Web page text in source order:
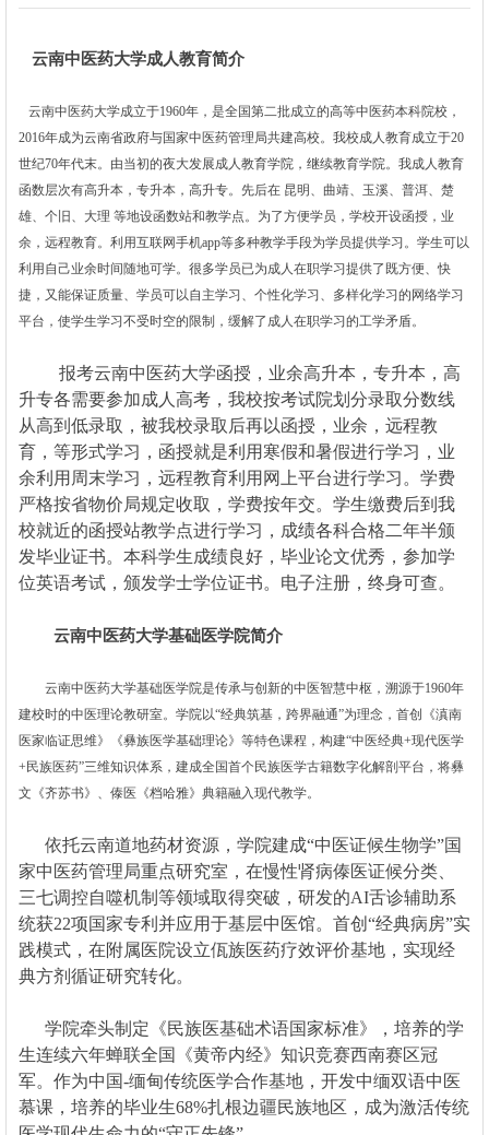
云南中医药大学成人教育简介
云南中医药大学成立于1960年，是全国第二批成立的高等中医药本科院校，
2016年成为云南省政府与国家中医药管理局共建高校。我校成人教育成立于20
世纪70年代末。由当初的夜大发展成人教育学院，继续教育学院。我成人教育
函数层次有高升本，专升本，高升专。先后在 昆明、曲靖、玉溪、普洱、楚
雄、个旧、大理 等地设函数站和教学点。为了方便学员，学校开设函授，业
余，远程教育。利用互联网手机app等多种教学手段为学员提供学习。学生可以
利用自己业余时间随地可学。很多学员已为成人在职学习提供了既方便、快
捷，又能保证质量、学员可以自主学习、个性化学习、多样化学习的网络学习
平台，使学生学习不受时空的限制，缓解了成人在职学习的工学矛盾。
报考云南中医药大学函授，业余高升本，专升本，高
升专各需要参加成人高考，我校按考试院划分录取分数线
从高到低录取，被我校录取后再以函授，业余，远程教
育，等形式学习，函授就是利用寒假和暑假进行学习，业
余利用周末学习，远程教育利用网上平台进行学习。学费
严格按省物价局规定收取，学费按年交。学生缴费后到我
校就近的函授站教学点进行学习，成绩各科合格二年半颁
发毕业证书。本科学生成绩良好，毕业论文优秀，参加学
位英语考试，颁发学士学位证书。电子注册，终身可查。
云南中医药大学基础医学院简介
云南中医药大学基础医学院是传承与创新的中医智慧中枢，溯源于1960年
建校时的中医理论教研室。学院以“经典筑基，跨界融通”为理念，首创《滇南
医家临证思维》《彝族医学基础理论》等特色课程，构建“中医经典+现代医学
+民族医药”三维知识体系，建成全国首个民族医学古籍数字化解剖平台，将彝
文《齐苏书》、傣医《档哈雅》典籍融入现代教学。
依托云南道地药材资源，学院建成“中医证候生物学”国
家中医药管理局重点研究室，在慢性肾病傣医证候分类、
三七调控自噬机制等领域取得突破，研发的AI舌诊辅助系
统获22项国家专利并应用于基层中医馆。首创“经典病房”实
践模式，在附属医院设立佤族医药疗效评价基地，实现经
典方剂循证研究转化。
学院牵头制定《民族医基础术语国家标准》，培养的学
生连续六年蝉联全国《黄帝内经》知识竞赛西南赛区冠
军。作为中国-缅甸传统医学合作基地，开发中缅双语中医
慕课，培养的毕业生68%扎根边疆民族地区，成为激活传统